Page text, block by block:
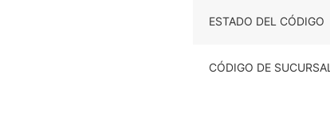
ESTADO DEL CÓDIGO
CÓDIGO DE SUCURSAL